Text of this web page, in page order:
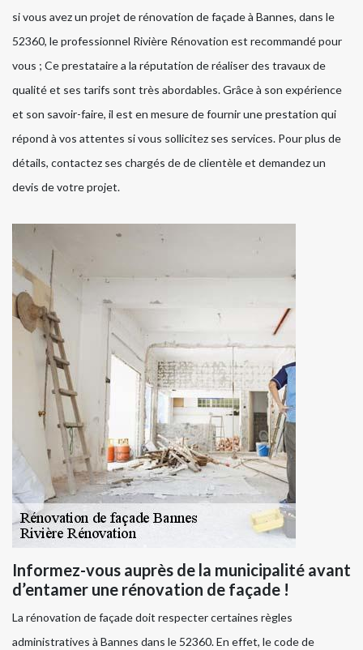
si vous avez un projet de rénovation de façade à Bannes, dans le
52360, le professionnel Rivière Rénovation est recommandé pour
vous ; Ce prestataire a la réputation de réaliser des travaux de
qualité et ses tarifs sont très abordables. Grâce à son expérience
et son savoir-faire, il est en mesure de fournir une prestation qui
répond à vos attentes si vous sollicitez ses services. Pour plus de
détails, contactez ses chargés de de clientèle et demandez un
devis de votre projet.
Informez-vous auprès de la municipalité avant
d’entamer une rénovation de façade !
La rénovation de façade doit respecter certaines règles
administratives à Bannes dans le 52360. En effet, le code de